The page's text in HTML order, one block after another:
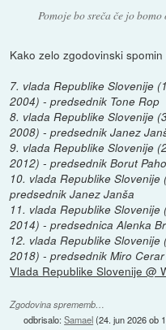
Pomoje bo sreča če jo
Kako zelo zgodovinski
7. vlada Republike Slovenije
2004) - predsednik Tone Rop
8. vlada Republike Slovenije
2008) - predsednik Janez
9. vlada Republike Slovenije
2012) - predsednik Borut
10. vlada Republike
predsednik Janez Janša
11. vlada Republike
2014) - predsednica Alenka
12. vlada Republike
2018) - predsednik Miro Cerar
Vlada Republike Slovenije @
Zgodovina sprememb…
odbrisalo:Samael(24. jun 2026 ob